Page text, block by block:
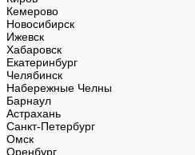
Кемерово
Новосибирск
Ижевск
Хабаровск
Екатеринбург
Челябинск
Набережные Челны
Барнаул
Астрахань
Санкт-Петербург
Омск
Оренбург